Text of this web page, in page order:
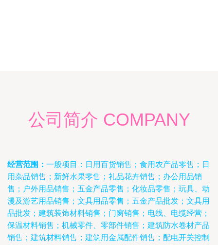
公司简介 COMPANY
经营范围： 一般项目：日用百货销售；食用农产品零售；日
用杂品销售；新鲜水果零售；礼品花卉销售；办公用品销
售；户外用品销售；五金产品零售；化妆品零售；玩具、动
漫及游艺用品销售；文具用品零售；五金产品批发；文具用
品批发；建筑装饰材料销售；门窗销售；电线、电缆经营；
保温材料销售；机械零件、零部件销售；建筑防水卷材产品
销售；建筑材料销售；建筑用金属配件销售；配电开关控制